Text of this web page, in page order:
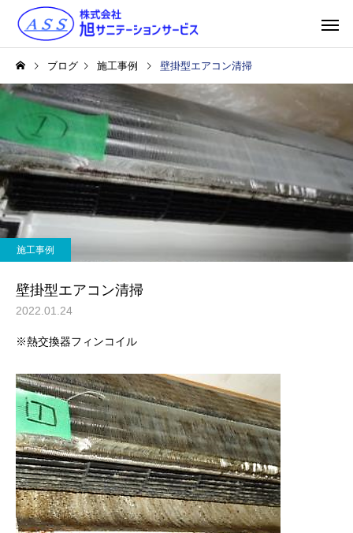
サニテーション メンテナンス
ブログ 施工事例 壁掛型エアコン清掃
施工事例
壁掛型エアコン清掃
2022.01.24
※熱交換器フィンコイル